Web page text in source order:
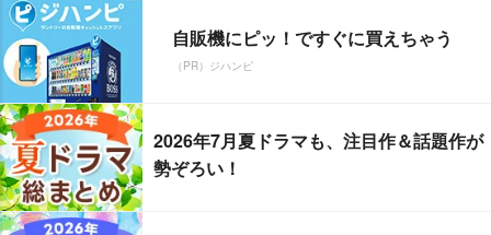
自販機にピッ！ですぐに買えちゃう
（PR）ジハンピ
2026年7月夏ドラマも、注目作＆話題作が
勢ぞろい！